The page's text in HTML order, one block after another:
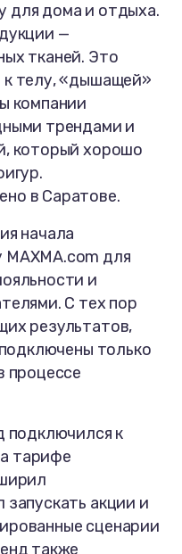
для дома и отдыха.
—
тканей. Это
телу, «дышащей»
компании
трендами и
который хорошо
в Саратове.
начала
для
и
С тех пор
результатов,
только
процессе
подключился к
тарифе
акции и
сценарии
также